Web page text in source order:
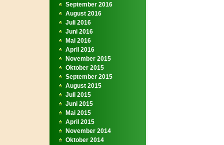
September 2016
August 2016
Juli 2016
Juni 2016
Mai 2016
April 2016
November 2015
Oktober 2015
September 2015
August 2015
Juli 2015
Juni 2015
Mai 2015
April 2015
November 2014
Oktober 2014